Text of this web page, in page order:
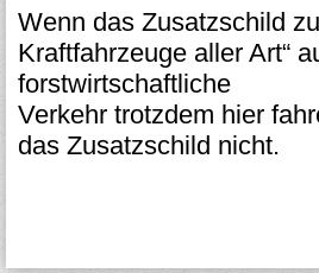
Wenn das Zusatzschild
Kraftfahrzeuge aller Art“
forstwirtschaftliche
Verkehr trotzdem hier
das Zusatzschild nicht.